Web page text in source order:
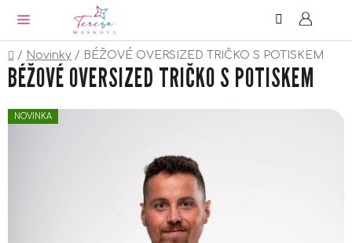
obsah
Domů
/ Novinky / BÉŽOVÉ OVERSIZED TRIČKO S POTISKEM
BÉŽOVÉ OVERSIZED TRIČKO S POTISKEM
NOVINKA